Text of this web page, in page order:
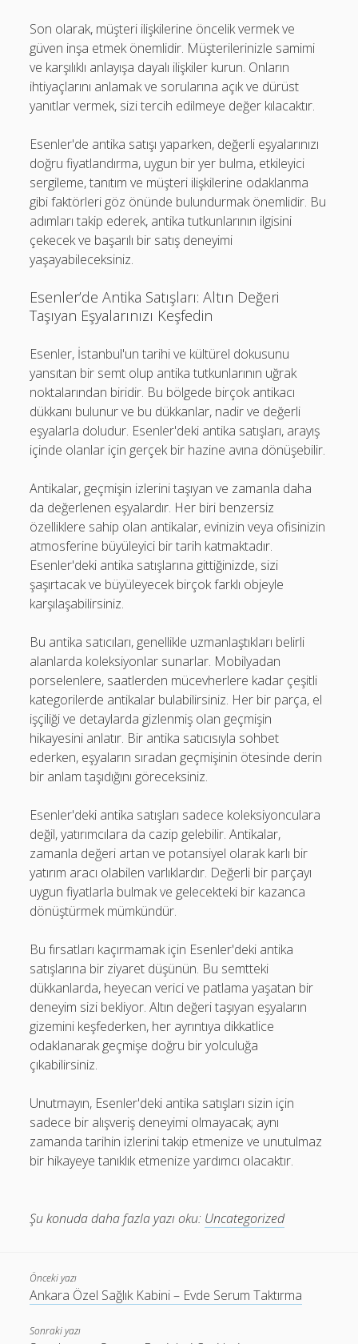
Son olarak, müşteri ilişkilerine öncelik vermek ve
güven inşa etmek önemlidir. Müşterilerinizle samimi
ve karşılıklı anlayışa dayalı ilişkiler kurun. Onların
ihtiyaçlarını anlamak ve sorularına açık ve dürüst
yanıtlar vermek, sizi tercih edilmeye değer kılacaktır.
Esenler'de antika satışı yaparken, değerli eşyalarınızı
doğru fiyatlandırma, uygun bir yer bulma, etkileyici
sergileme, tanıtım ve müşteri ilişkilerine odaklanma
gibi faktörleri göz önünde bulundurmak önemlidir. Bu
adımları takip ederek, antika tutkunlarının ilgisini
çekecek ve başarılı bir satış deneyimi
yaşayabileceksiniz.
Esenler’de Antika Satışları: Altın Değeri
Taşıyan Eşyalarınızı Keşfedin
Esenler, İstanbul'un tarihi ve kültürel dokusunu
yansıtan bir semt olup antika tutkunlarının uğrak
noktalarından biridir. Bu bölgede birçok antikacı
dükkanı bulunur ve bu dükkanlar, nadir ve değerli
eşyalarla doludur. Esenler'deki antika satışları, arayış
içinde olanlar için gerçek bir hazine avına dönüşebilir.
Antikalar, geçmişin izlerini taşıyan ve zamanla daha
da değerlenen eşyalardır. Her biri benzersiz
özelliklere sahip olan antikalar, evinizin veya ofisinizin
atmosferine büyüleyici bir tarih katmaktadır.
Esenler'deki antika satışlarına gittiğinizde, sizi
şaşırtacak ve büyüleyecek birçok farklı objeyle
karşılaşabilirsiniz.
Bu antika satıcıları, genellikle uzmanlaştıkları belirli
alanlarda koleksiyonlar sunarlar. Mobilyadan
porselenlere, saatlerden mücevherlere kadar çeşitli
kategorilerde antikalar bulabilirsiniz. Her bir parça, el
işçiliği ve detaylarda gizlenmiş olan geçmişin
hikayesini anlatır. Bir antika satıcısıyla sohbet
ederken, eşyaların sıradan geçmişinin ötesinde derin
bir anlam taşıdığını göreceksiniz.
Esenler'deki antika satışları sadece koleksiyonculara
değil, yatırımcılara da cazip gelebilir. Antikalar,
zamanla değeri artan ve potansiyel olarak karlı bir
yatırım aracı olabilen varlıklardır. Değerli bir parçayı
uygun fiyatlarla bulmak ve gelecekteki bir kazanca
dönüştürmek mümkündür.
Bu fırsatları kaçırmamak için Esenler'deki antika
satışlarına bir ziyaret düşünün. Bu semtteki
dükkanlarda, heyecan verici ve patlama yaşatan bir
deneyim sizi bekliyor. Altın değeri taşıyan eşyaların
gizemini keşfederken, her ayrıntıya dikkatlice
odaklanarak geçmişe doğru bir yolculuğa
çıkabilirsiniz.
Unutmayın, Esenler'deki antika satışları sizin için
sadece bir alışveriş deneyimi olmayacak; aynı
zamanda tarihin izlerini takip etmenize ve unutulmaz
bir hikayeye tanıklık etmenize yardımcı olacaktır.
Şu konuda daha fazla yazı oku: Uncategorized
Önceki yazı
Ankara Özel Sağlık Kabini – Evde Serum Taktırma
Sonraki yazı